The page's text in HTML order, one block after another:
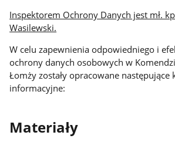
Inspektorem Ochrony Danych jest mł.
Wasilewski.
W celu zapewnienia odpowiedniego i
ochrony danych osobowych w
Łomży zostały opracowane następujące
informacyjne:
Materiały